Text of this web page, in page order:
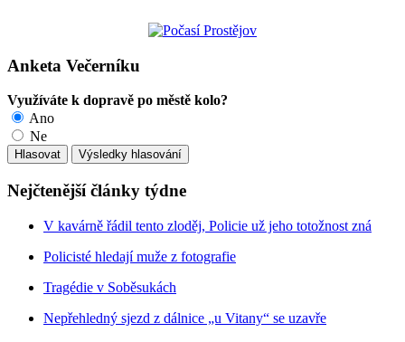
Anketa Večerníku
Využíváte k dopravě po městě kolo?
Ano
Ne
Nejčtenější články týdne
V kavárně řádil tento zloděj, Policie už jeho totožnost zná
Policisté hledají muže z fotografie
Tragédie v Soběsukách
Nepřehledný sjezd z dálnice „u Vitany“ se uzavře